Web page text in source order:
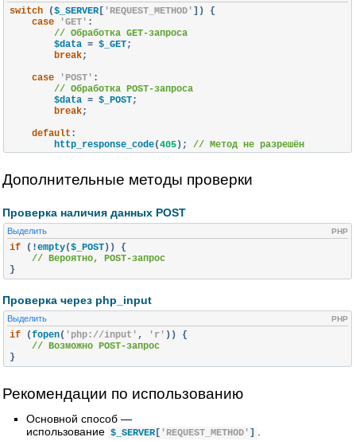
switch ($_SERVER [ 'REQUEST_METHOD' ])
{
case
'GET' :
// Обработка GET-запроса
        $data
= $_GET;
break;
case
'POST' :
// Обработка POST-запроса
        $data
= $_POST;
break;
default :
        http_response_code
(405);
// Метод не разрешён
        echo
'Метод запроса не поддерживается';
}
Дополнительные методы проверки
Проверка наличия данных POST
Выделить PHP
if (!empty($_POST))
{
// Вероятно, POST-запрос
}
Проверка через php_input
Выделить PHP
if (fopen( 'php://input' , 'r' ))
{
// Возможно POST-запрос
}
Рекомендации по использованию
Основной способ —
использование $_SERVER [ 'REQUEST_METHOD' ]